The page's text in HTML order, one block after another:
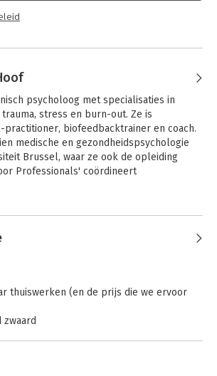
psycholoog met specialisaties in
stress en burn-out. Ze is
practitioner, biofeedbacktrainer en coach.
medische en gezondheidspsychologie
Brussel, waar ze ook de opleiding
Professionals' coördineert
door Elke van Hoof
thuiswerken (en de prijs die we ervoor
zwaard